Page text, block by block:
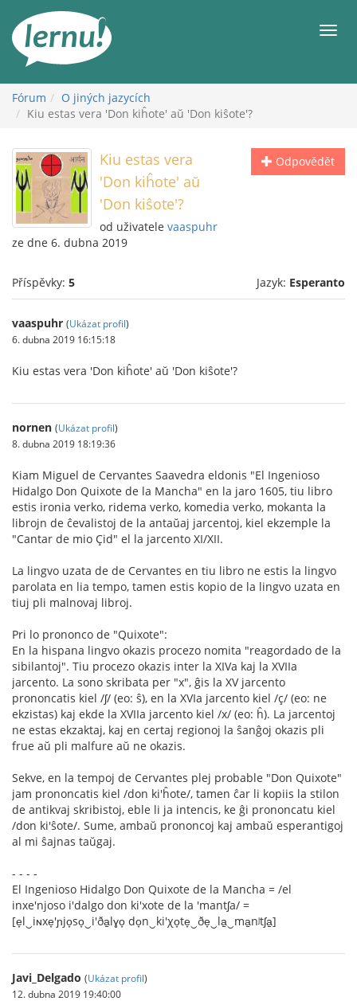
obsahu
Fórum
O jiných jazycích
Kiu estas vera 'Don kiĥote' aŭ 'Don kiŝote'?
Odpovědět
Kiu estas vera
'Don kiĥote' aŭ
'Don kiŝote'?
od uživatele vaaspuhr
ze dne 6. dubna 2019
Příspěvky: 5 Jazyk: Esperanto
vaaspuhr (Ukázat profil)
6. dubna 2019 16:15:18
Kiu estas vera 'Don kiĥote' aŭ 'Don kiŝote'?
nornen (Ukázat profil)
8. dubna 2019 18:19:36
Kiam Miguel de Cervantes Saavedra eldonis "El Ingenioso
Hidalgo Don Quixote de la Mancha" en la jaro 1605, tiu libro
estis ironia verko, ridema verko, komedia verko, mokanta la
librojn de ĉevalistoj de la antaŭaj jarcentoj, kiel ekzemple la
"Cantar de mio Çid" el la jarcento XI/XII.
La lingvo uzata de de Cervantes en tiu libro ne estis la lingvo
parolata en lia tempo, tamen estis kopio de la lingvo uzata en
tiuj pli malnovaj libroj.
Pri lo prononco de "Quixote":
En la hispana lingvo okazis procezo nomita "reagordado de la
sibilantoj". Tiu procezo okazis inter la XIVa kaj la XVIIa
jarcento. La sono skribata per "x", ĝis la XV jarcento
prononcatis kiel /ʃ/ (eo: ŝ), en la XVIa jarcento kiel /ç/ (eo: ne
ekzistas) kaj ekde la XVIIa jarcento kiel /x/ (eo: ĥ). La jarcentoj
ne estas ekzaktaj, kaj en certaj regionoj la ŝanĝoj okazis pli
frue aŭ pli malfure aŭ ne okazis.
Sekve, en la tempoj de Cervantes plej probable "Don Quixote"
jam prononcatis kiel /don ki'ĥote/, tamen ĉar li kopiis la stilon
de antikvaj skribistoj, eble li ja intencis, ke ĝi prononcatu kiel
/don ki'ŝote/. Sume, ambaŭ prononcoj kaj ambaŭ esperantigoj
al mi ŝajnas taŭgaj.
- - - -
El Ingenioso Hidalgo Don Quixote de la Mancha = /el
inxe'njoso i'dalgo don ki'xote de la 'mantʃa/ =
[e̞l‿iɴxe̞'ɲjo̞so̞‿i'ða̠lɣo̞ do̞n‿ki'χo̞te̞‿ðe̞‿la̠‿ma̠nʲtʃa̠]
Javi_Delgado (Ukázat profil)
12. dubna 2019 19:40:00